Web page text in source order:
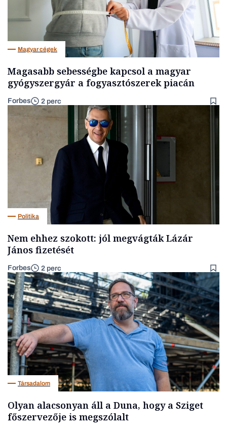
Magyar cégek
Magasabb sebességbe kapcsol a magyar
gyógyszergyár a fogyasztószerek piacán
Forbes 2 perc
Politika
Nem ehhez szokott: jól megvágták Lázár
János fizetését
Forbes 2 perc
Társadalom
Olyan alacsonyan áll a Duna, hogy a Sziget
főszervezője is megszólalt